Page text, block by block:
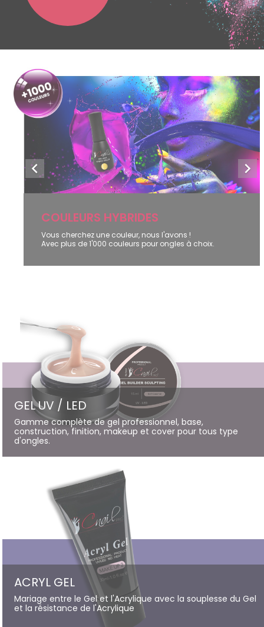
COULEURS HYBRIDES
Vous cherchez une couleur, nous l'avons !
Avec plus de 1'000 couleurs pour ongles à choix.
 Précédent 
GEL UV / LED
Gamme complète de gel professionnel, base,
construction, finition, makeup et cover pour tous type
d'ongles.
ACRYL GEL
Mariage entre le Gel et l'Acrylique avec la souplesse du Gel
et la résistance de l'Acrylique